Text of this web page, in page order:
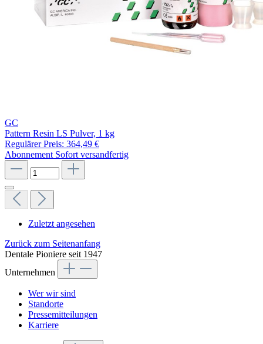
GC
Pattern Resin LS Pulver, 1 kg
Regulärer Preis: 364,49 €
Abonnement Sofort versandfertig
Zuletzt angesehen
Zurück zum Seitenanfang
Dentale Pioniere seit 1947
Unternehmen
Wer wir sind
Standorte
Pressemitteilungen
Karriere